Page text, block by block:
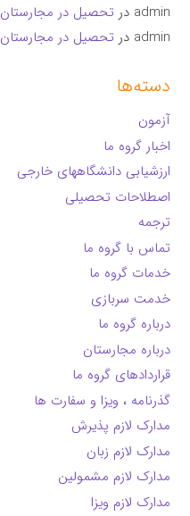
admin در تحصیل در مجارستان
admin در تحصیل در مجارستان
دسته‌ها
آزمون
اخبار گروه ما
ارزشیابی دانشگاههای خارجی
اصطلاحات تحصیلی
ترجمه
تماس با گروه ما
خدمات گروه ما
خدمت سربازی
درباره گروه ما
درباره مجارستان
قراردادهای گروه ما
گذرنامه ، ویزا و سفارت ها
مدارک لازم پذیرش
مدارک لازم زبان
مدارک لازم مشمولین
مدارک لازم ویزا